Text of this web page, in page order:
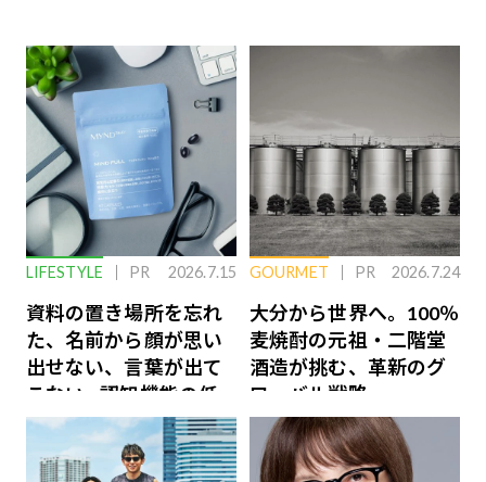
LIFESTYLE PR 2026.7.15
資料の置き場所を忘れ
た、名前から顔が思い
出せない、言葉が出て
こない…認知機能の低
下を救う、脳のインナ
ーケアとは
GOURMET PR 2026.7.24
大分から世界へ。100％
麦焼酎の元祖・二階堂
酒造が挑む、革新のグ
ローバル戦略